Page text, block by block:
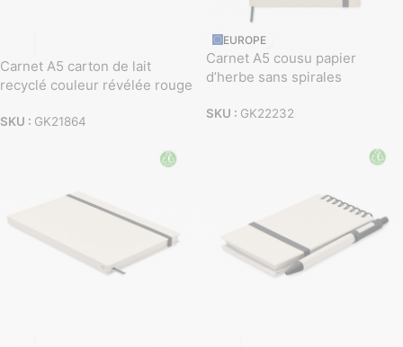
Carnet A5 carton de lait
recyclé couleur révélée rouge
SKU : GK21864
EUROPE
Carnet A5 cousu papier
d’herbe sans spirales
SKU : GK22232